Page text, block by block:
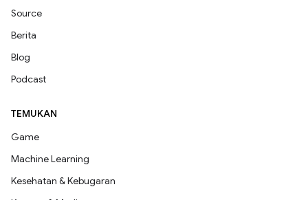
Source
Berita
Blog
Podcast
TEMUKAN
Game
Machine Learning
Kesehatan & Kebugaran